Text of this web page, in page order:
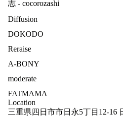
志 - cocorozashi
Diffusion
DOKODO
Reraise
A-BONY
moderate
FATMAMA
Location
三重県四日市市日永5丁目12-16